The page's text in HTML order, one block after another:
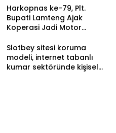
Harkopnas ke-79, Plt.
Bupati Lamteng Ajak
Koperasi Jadi Motor
Slotbey sitesi koruma
modeli, internet tabanlı
kumar sektöründe kişisel